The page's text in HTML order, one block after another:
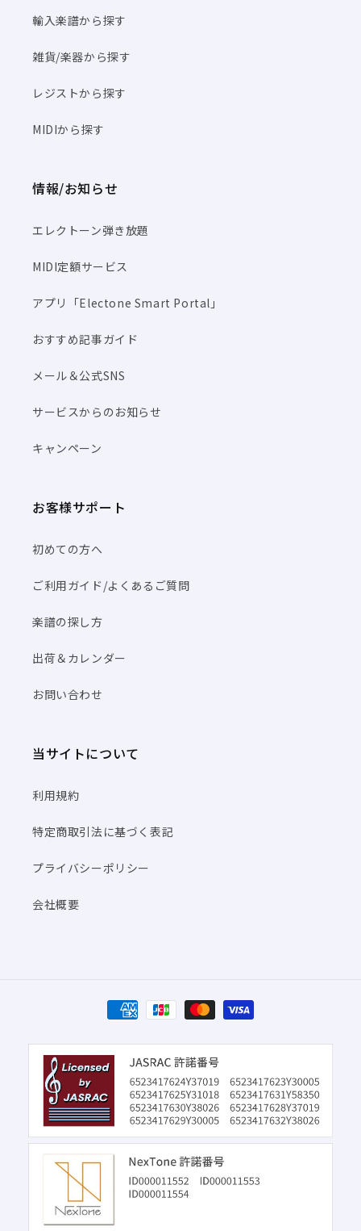
輸入楽譜から探す
雑貨/楽器から探す
レジストから探す
MIDIから探す
情報/お知らせ
エレクトーン弾き放題
MIDI定額サービス
アプリ「Electone Smart Portal」
おすすめ記事ガイド
メール＆公式SNS
サービスからのお知らせ
キャンペーン
お客様サポート
初めての方へ
ご利用ガイド/よくあるご質問
楽譜の探し方
出荷＆カレンダー
お問い合わせ
当サイトについて
利用規約
特定商取引法に基づく表記
プライバシーポリシー
会社概要
決
済
方
法